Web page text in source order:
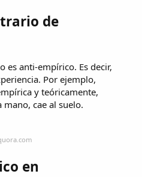
de
es anti-empírico. Es decir,
Por ejemplo,
y teóricamente,
cae al suelo.
en